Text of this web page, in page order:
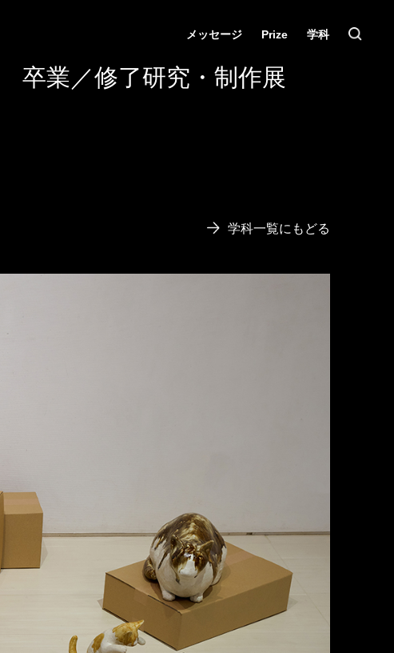
卒業／修了研究・制作展
メッセージ Prize 学科
学科一覧にもどる